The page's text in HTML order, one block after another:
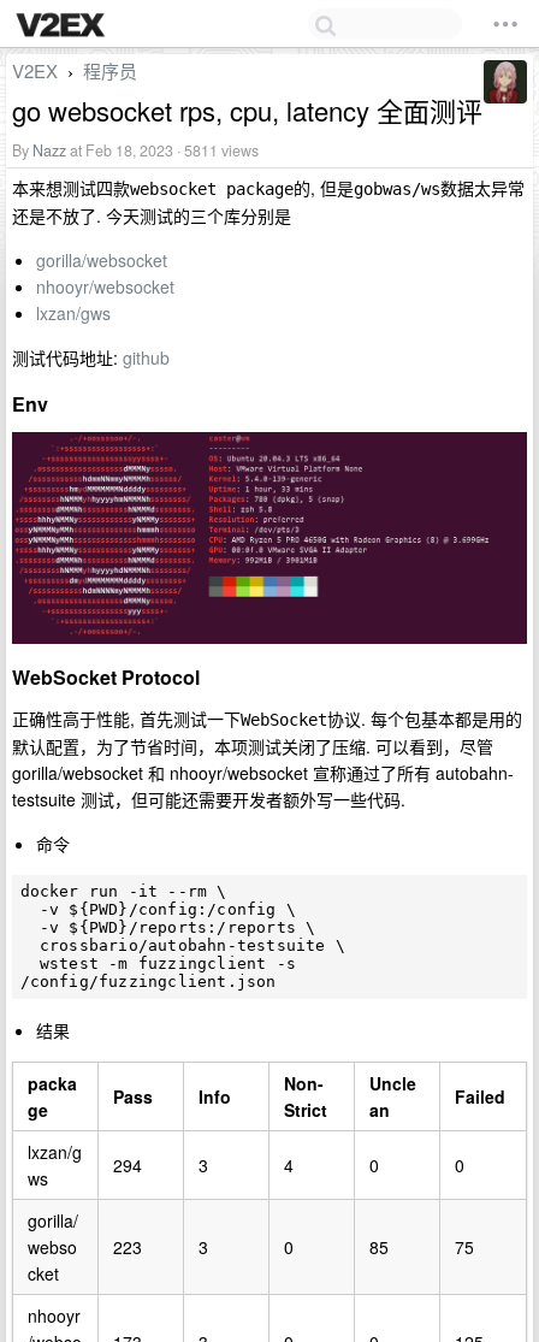
V2EX › 程序员
go websocket rps, cpu, latency 全面测评
By Nazzat Feb 18, 2023 · 5811 views
本来想测试四款websocket package的, 但是gobwas/ws数据太异常
还是不放了. 今天测试的三个库分别是
gorilla/websocket
nhooyr/websocket
lxzan/gws
测试代码地址: github
Env
WebSocket Protocol
正确性高于性能, 首先测试一下WebSocket协议. 每个包基本都是用的
默认配置，为了节省时间，本项测试关闭了压缩. 可以看到，尽管
gorilla/websocket 和 nhooyr/websocket 宣称通过了所有 autobahn-
testsuite 测试，但可能还需要开发者额外写一些代码.
命令
docker run -it --rm \
结果
packa
ge
Pass Info
Non-
Strict
Uncle
an
Failed
lxzan/g
ws
294 3 4 0 0
gorilla/
webso
cket
223 3 0 85 75
nhooyr